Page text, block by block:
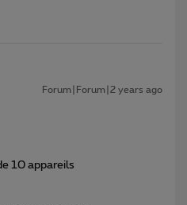
Forum|Forum|2 years ago
10 appareils